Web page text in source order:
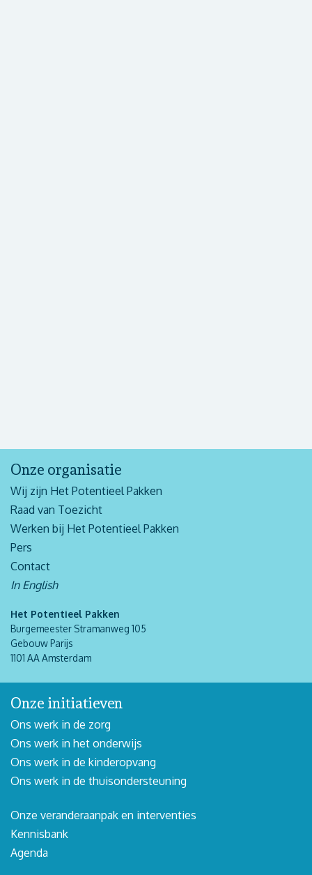
Onze organisatie
Wij zijn Het Potentieel Pakken
Raad van Toezicht
Werken bij Het Potentieel Pakken
Pers
Contact
In English
Het Potentieel Pakken
Burgemeester Stramanweg 105
Gebouw Parijs
1101 AA Amsterdam
Onze initiatieven
Ons werk in de zorg
Ons werk in het onderwijs
Ons werk in de kinderopvang
Ons werk in de thuisondersteuning
Onze veranderaanpak en interventies
Kennisbank
Agenda